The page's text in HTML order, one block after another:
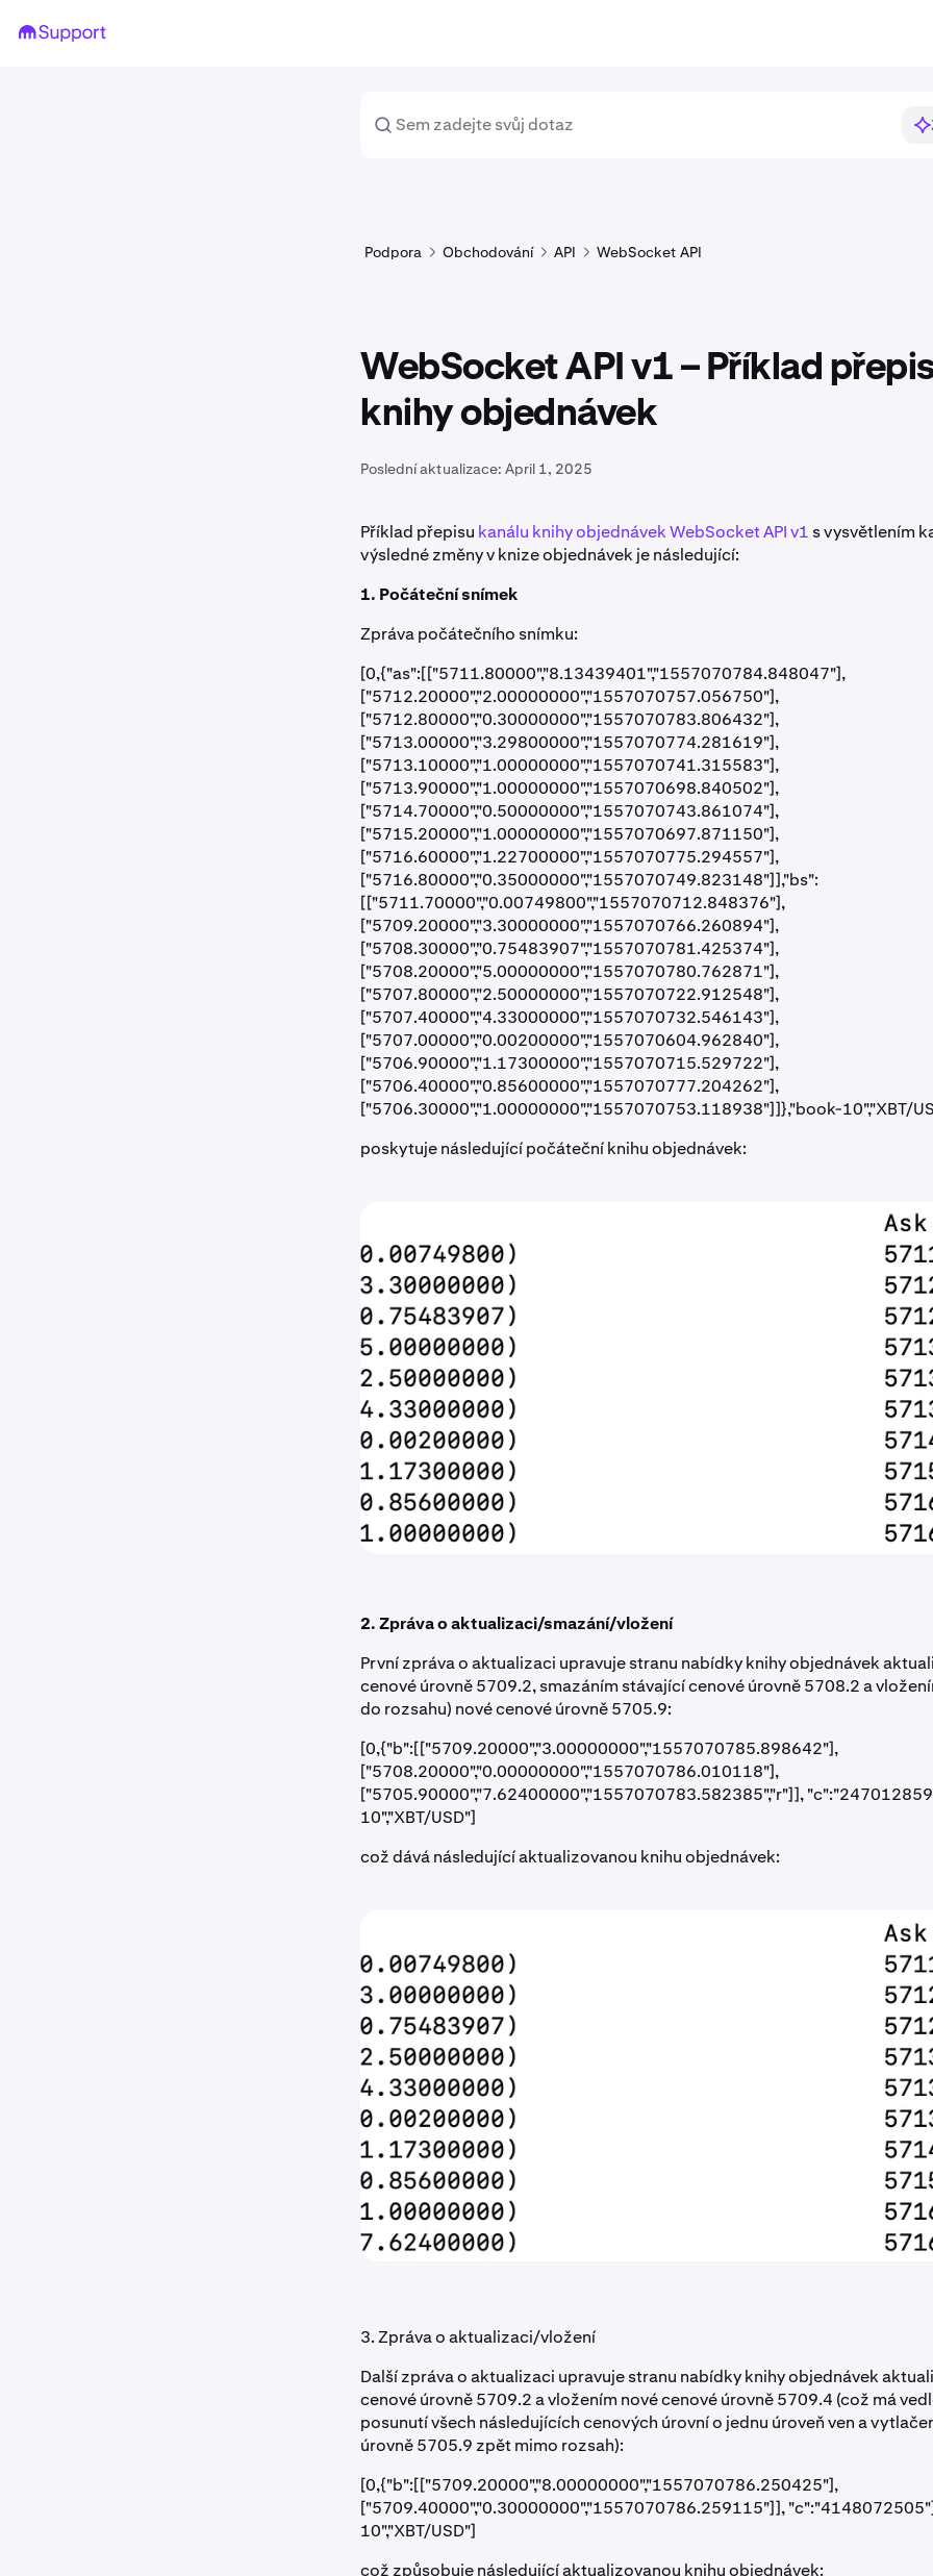
Podpora Obchodování API WebSocket API
WebSocket API v1 – Příklad
knihy objednávek
Poslední aktualizace: April 1, 2025
Příklad přepisu kanálu knihy objednávek WebSocket API v1 s vysvětlením
výsledné změny v knize objednávek je následující:
1. Počáteční snímek
Zpráva počátečního snímku:
[0,{"as":[["5711.80000","8.13439401","1557070784.848047"],
["5712.20000","2.00000000","1557070757.056750"],
["5712.80000","0.30000000","1557070783.806432"],
["5713.00000","3.29800000","1557070774.281619"],
["5713.10000","1.00000000","1557070741.315583"],
["5713.90000","1.00000000","1557070698.840502"],
["5714.70000","0.50000000","1557070743.861074"],
["5715.20000","1.00000000","1557070697.871150"],
["5716.60000","1.22700000","1557070775.294557"],
["5716.80000","0.35000000","1557070749.823148"]],"bs":
[["5711.70000","0.00749800","1557070712.848376"],
["5709.20000","3.30000000","1557070766.260894"],
["5708.30000","0.75483907","1557070781.425374"],
["5708.20000","5.00000000","1557070780.762871"],
["5707.80000","2.50000000","1557070722.912548"],
["5707.40000","4.33000000","1557070732.546143"],
["5707.00000","0.00200000","1557070604.962840"],
["5706.90000","1.17300000","1557070715.529722"],
["5706.40000","0.85600000","1557070777.204262"],
["5706.30000","1.00000000","1557070753.118938"]]},"book-10","XBT/
poskytuje následující počáteční knihu objednávek:
2. Zpráva o aktualizaci/smazání/vložení
První zpráva o aktualizaci upravuje stranu nabídky knihy objednávek
cenové úrovně 5709.2, smazáním stávající cenové úrovně 5708.2 a
do rozsahu) nové cenové úrovně 5705.9:
[0,{"b":[["5709.20000","3.00000000","1557070785.898642"],
["5708.20000","0.00000000","1557070786.010118"],
["5705.90000","7.62400000","1557070783.582385","r"]],
10","XBT/USD"]
což dává následující aktualizovanou knihu objednávek:
3. Zpráva o aktualizaci/vložení
Další zpráva o aktualizaci upravuje stranu nabídky knihy objednávek
cenové úrovně 5709.2 a vložením nové cenové úrovně 5709.4 (což má
posunutí všech následujících cenových úrovní o jednu úroveň ven a
úrovně 5705.9 zpět mimo rozsah):
[0,{"b":[["5709.20000","8.00000000","1557070786.250425"],
["5709.40000","0.30000000","1557070786.259115"]],
10","XBT/USD"]
což způsobuje následující aktualizovanou knihu objednávek: